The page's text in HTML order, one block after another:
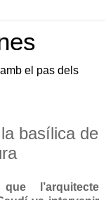
el pas dels
basílica de
l’arquitecte